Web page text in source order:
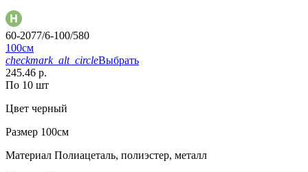
60-2077/6-100/580
100см
checkmark_alt_circleВыбрать
245.46 р.
По 10 шт
Цвет черный
Размер 100см
Материал Полиацеталь, полиэстер, металл